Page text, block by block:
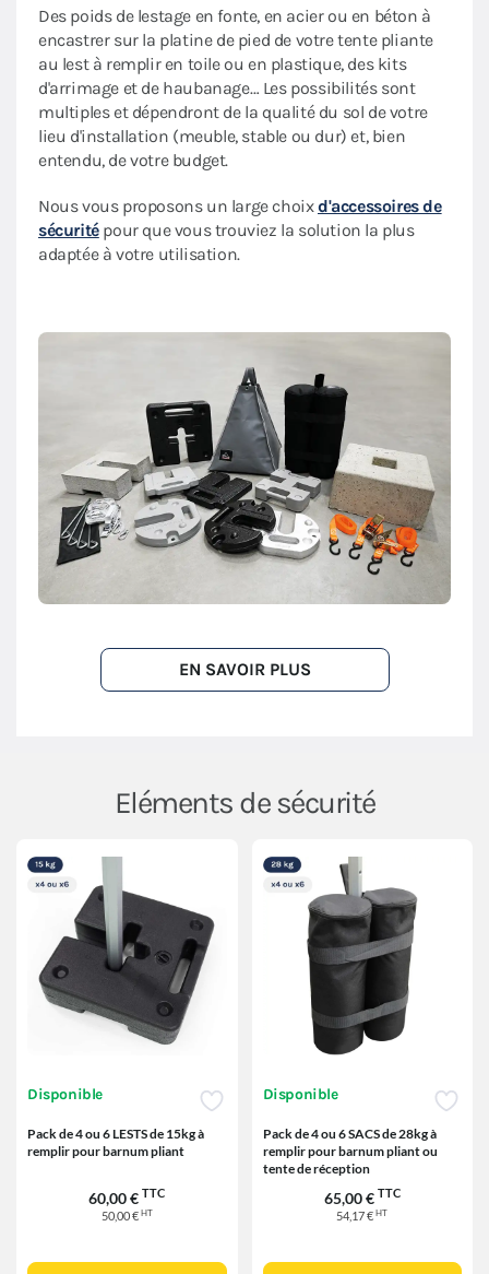
Des poids de lestage en fonte, en acier ou en béton à
encastrer sur la platine de pied de votre tente pliante
au lest à remplir en toile ou en plastique, des kits
d'arrimage et de haubanage… Les possibilités sont
multiples et dépendront de la qualité du sol de votre
lieu d'installation (meuble, stable ou dur) et, bien
entendu, de votre budget.
Nous vous proposons un large choixd'accessoires de
sécuritépour que vous trouviez la solution la plus
adaptée à votre utilisation.
EN SAVOIR PLUS
Eléments de sécurité
Disponible
Pack de 4 ou 6 LESTS de 15kg à
remplir pour barnum pliant
60,00 € TTC
50,00 € HT
Disponible
Pack de 4 ou 6 SACS de 28kg à
remplir pour barnum pliant ou
tente de réception
65,00 € TTC
54,17 €HT